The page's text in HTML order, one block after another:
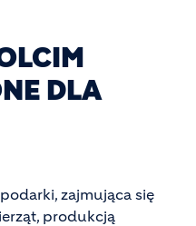
DLA
zajmująca się
produkcją